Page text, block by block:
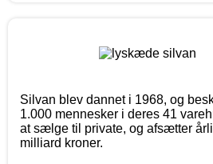
Silvan blev dannet i 1968, og
1.000 mennesker i deres 41
at sælge til private, og afsætter
milliard kroner.